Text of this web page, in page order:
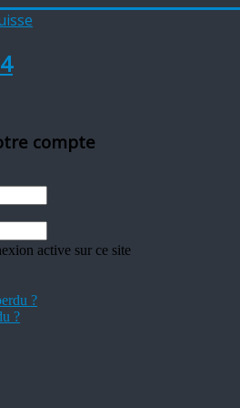
compte
active sur ce site
?
?